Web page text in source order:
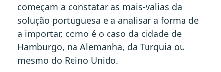
começam a constatar as mais-valias da
solução portuguesa e a analisar a forma de
a importar, como é o caso da cidade de
Hamburgo, na Alemanha, da Turquia ou
mesmo do Reino Unido.